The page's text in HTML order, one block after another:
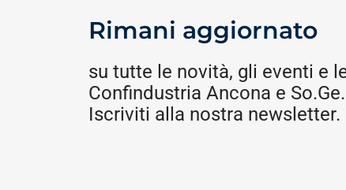
Rimani aggiornato
su tutte le novità, gli eventi e
Confindustria Ancona e
Iscriviti alla nostra newsletter.